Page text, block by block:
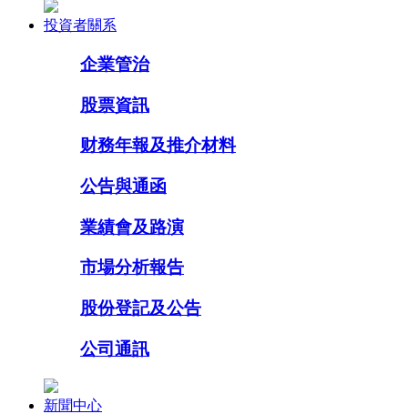
投資者關系
企業管治
股票資訊
财務年報及推介材料
公告與通函
業績會及路演
市場分析報告
股份登記及公告
公司通訊
新聞中心